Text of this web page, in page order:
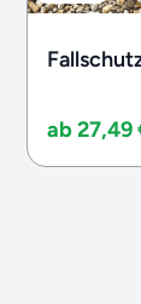
ab 27,49